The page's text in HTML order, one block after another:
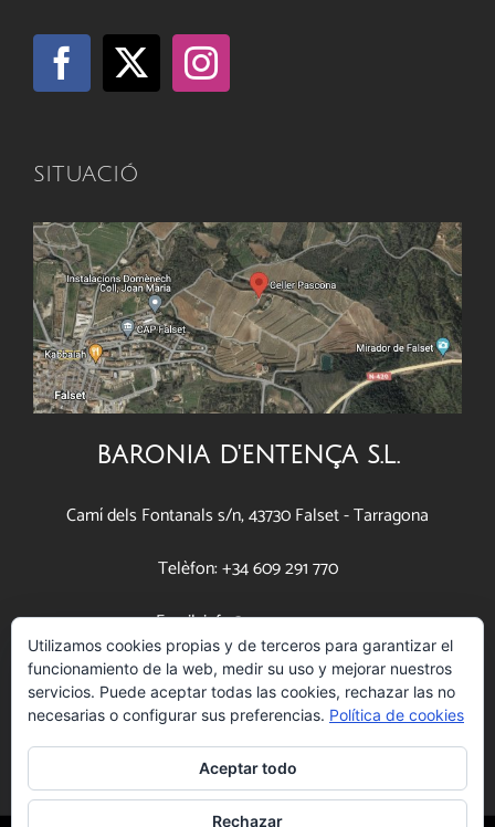
SITUACIÓ
BARONIA D'ENTENÇA S.L.
Camí dels Fontanals s/n, 43730 Falset - Tarragona
Telèfon: +34 609 291 770
Email: info@pascona.com
www.pascona.com
Utilizamos cookies propias y de terceros para garantizar el
funcionamiento de la web, medir su uso y mejorar nuestros
servicios. Puede aceptar todas las cookies, rechazar las no
necesarias o configurar sus preferencias. Política de cookies
Aceptar todo
Rechazar